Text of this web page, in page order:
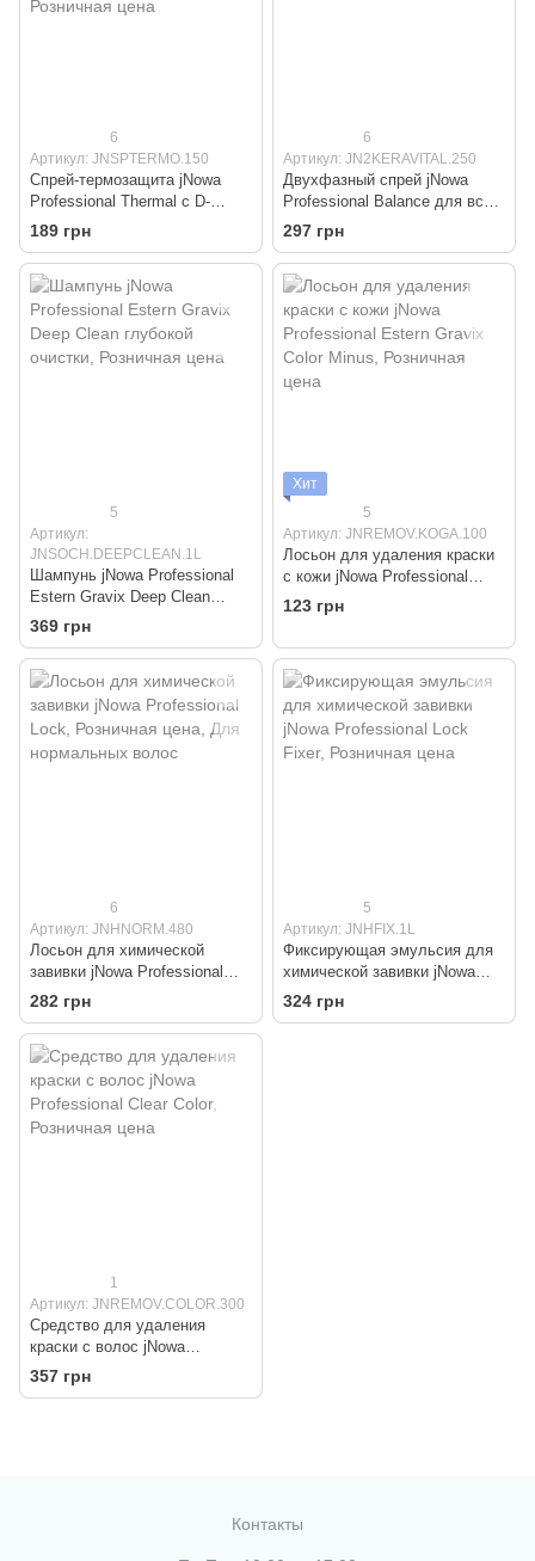
6
Артикул: JNSPTERMO.150
Спрей-термозащита jNowa
Professional Thermal с D-
пантенолом и рициновым
маслом
189 грн
6
Артикул: JN2KERAVITAL.250
Двухфазный спрей jNowa
Professional Balance для всех
типов волос
297 грн
5
Артикул:
JNSOCH.DEEPCLEAN.1L
Шампунь jNowa Professional
Estern Gravix Deep Clean
глубокой очистки
369 грн
Хит
5
Артикул: JNREMOV.KOGA.100
Лосьон для удаления краски
с кожи jNowa Professional
Estern Gravix Color Minus
123 грн
6
Артикул: JNHNORM.480
Лосьон для химической
завивки jNowa Professional
Lock
282 грн
5
Артикул: JNHFIX.1L
Фиксирующая эмульсия для
химической завивки jNowa
Professional Lock Fixer
324 грн
1
Артикул: JNREMOV.COLOR.300
Средство для удаления
краски с волос jNowa
Professional Clear Color
357 грн
Контакты